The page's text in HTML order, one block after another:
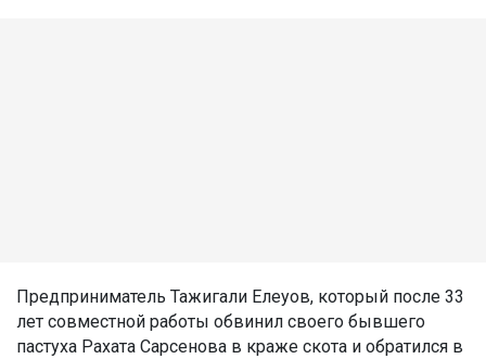
Предприниматель Тажигали Елеуов, который после 33
лет совместной работы обвинил своего бывшего
пастуха Рахата Сарсенова в краже скота и обратился в